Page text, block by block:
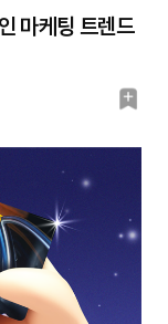
마케팅 트렌드
북